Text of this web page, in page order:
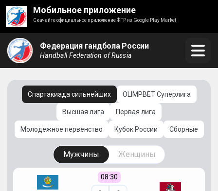
Мобильное приложение
Скачайте официальное приложение ФГР из Google Play Market
Федерация гандбола России
Handball Federation of Russia
Спартакиада сильнейших OLIMPBET Суперлига
Высшая лига Первая лига
Молодежное первенство Кубок России Сборные
Мужчины Женщины
08:30